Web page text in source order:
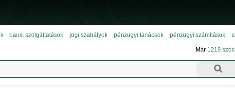
banki szolgáltatások jogi szabályok pénzügyi tanácsok pénzügyi számítások
Már 1219